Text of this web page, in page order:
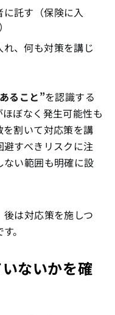
託す（保険に入
、何も対策を講じ
ること”を認識する
ぼなく発生可能性も
割いて対応策を講
すべきリスクに注
い範囲も明確に設
は対応策を施しつ
。
ないかを確